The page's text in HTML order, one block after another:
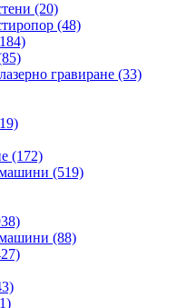
(20)
(48)
гравиране (33)
(172)
(519)
(88)